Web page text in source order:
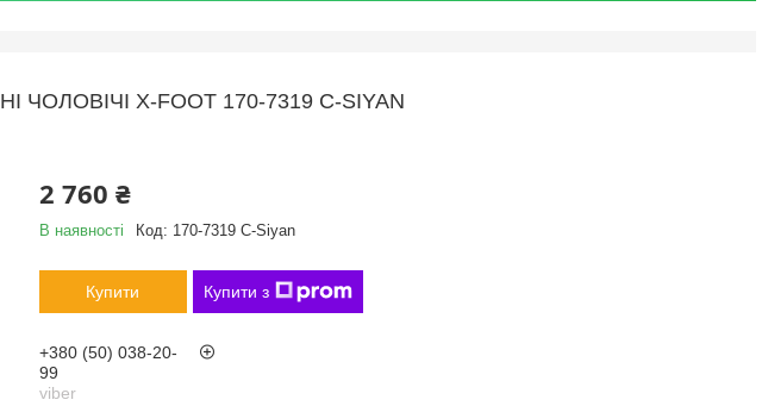
X-FOOT 170-7319 C-SIYAN
2 760 ₴
В наявності Код: 170-7319 C-Siyan
Купити Купити з
+380 (50) 038-20-
99
viber